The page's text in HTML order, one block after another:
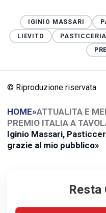
IGINIO MASSARI
LIEVITO
PASTICCERIA
© Riproduzione riservata
HOME»ATTUALITA E
PREMIO ITALIA A
Iginio Massari,
grazie al mio pubblico»
Resta